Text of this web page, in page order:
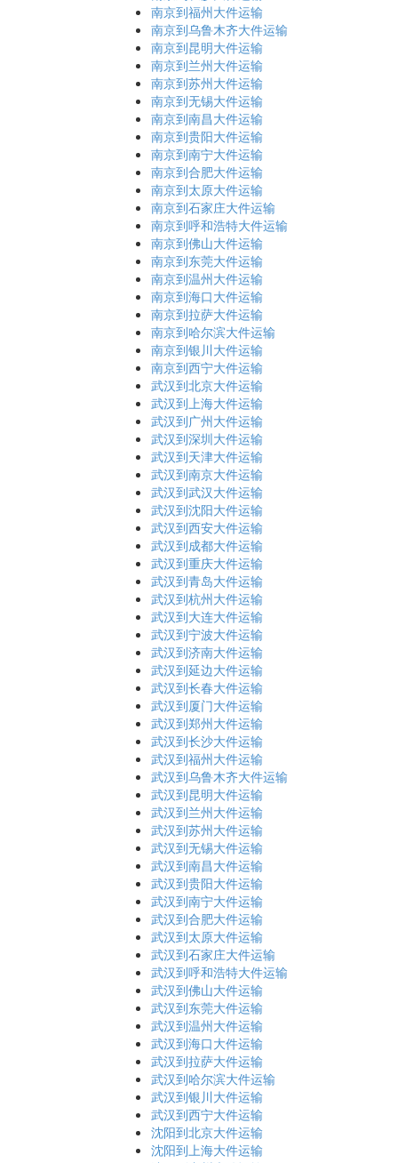
南京到福州大件运输
南京到乌鲁木齐大件运输
南京到昆明大件运输
南京到兰州大件运输
南京到苏州大件运输
南京到无锡大件运输
南京到南昌大件运输
南京到贵阳大件运输
南京到南宁大件运输
南京到合肥大件运输
南京到太原大件运输
南京到石家庄大件运输
南京到呼和浩特大件运输
南京到佛山大件运输
南京到东莞大件运输
南京到温州大件运输
南京到海口大件运输
南京到拉萨大件运输
南京到哈尔滨大件运输
南京到银川大件运输
南京到西宁大件运输
武汉到北京大件运输
武汉到上海大件运输
武汉到广州大件运输
武汉到深圳大件运输
武汉到天津大件运输
武汉到南京大件运输
武汉到武汉大件运输
武汉到沈阳大件运输
武汉到西安大件运输
武汉到成都大件运输
武汉到重庆大件运输
武汉到青岛大件运输
武汉到杭州大件运输
武汉到大连大件运输
武汉到宁波大件运输
武汉到济南大件运输
武汉到延边大件运输
武汉到长春大件运输
武汉到厦门大件运输
武汉到郑州大件运输
武汉到长沙大件运输
武汉到福州大件运输
武汉到乌鲁木齐大件运输
武汉到昆明大件运输
武汉到兰州大件运输
武汉到苏州大件运输
武汉到无锡大件运输
武汉到南昌大件运输
武汉到贵阳大件运输
武汉到南宁大件运输
武汉到合肥大件运输
武汉到太原大件运输
武汉到石家庄大件运输
武汉到呼和浩特大件运输
武汉到佛山大件运输
武汉到东莞大件运输
武汉到温州大件运输
武汉到海口大件运输
武汉到拉萨大件运输
武汉到哈尔滨大件运输
武汉到银川大件运输
武汉到西宁大件运输
沈阳到北京大件运输
沈阳到上海大件运输